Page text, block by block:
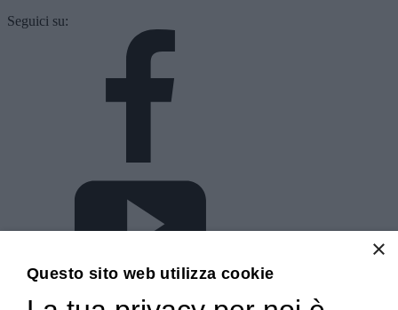
Seguici su:
×
Questo sito web utilizza cookie